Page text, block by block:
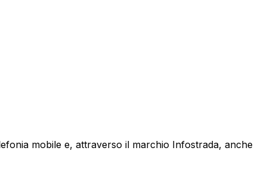
mobile e, attraverso il marchio Infostrada, anche